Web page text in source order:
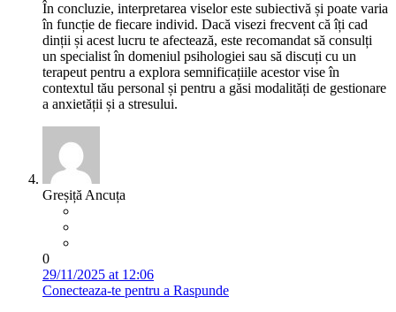
În concluzie, interpretarea viselor este subiectivă și poate varia
în funcție de fiecare individ. Dacă visezi frecvent că îți cad
dinții și acest lucru te afectează, este recomandat să consulți
un specialist în domeniul psihologiei sau să discuți cu un
terapeut pentru a explora semnificațiile acestor vise în
contextul tău personal și pentru a găsi modalități de gestionare
a anxietății și a stresului.
Greșiță Ancuța
0
29/11/2025 at 12:06
Conecteaza-te pentru a Raspunde